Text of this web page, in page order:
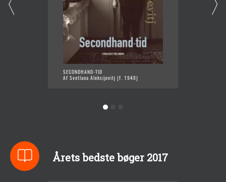
SECONDHAND-TID
Af Svetlana Aleksijevitj (f. 1948)
Årets bedste bøger 2017